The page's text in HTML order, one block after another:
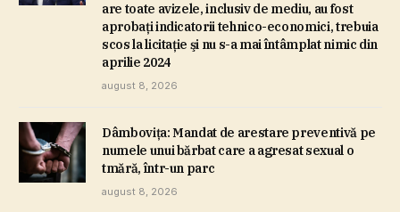
are toate avizele, inclusiv de mediu, au fost
aprobaţi indicatorii tehnico-economici, trebuia
scos la licitaţie şi nu s-a mai întâmplat nimic din
aprilie 2024
august 8, 2026
Dâmboviţa: Mandat de arestare preventivă pe
numele unui bărbat care a agresat sexual o
tmără, într-un parc
august 8, 2026